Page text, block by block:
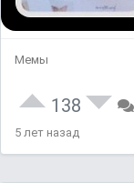
Мемы
138
5 лет назад